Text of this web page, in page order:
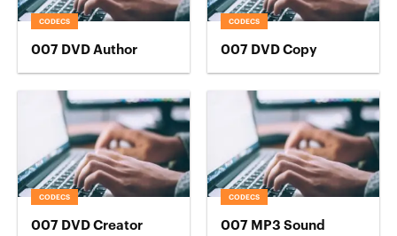
CODECS
007 DVD Author
CODECS
007 DVD Copy
CODECS
007 DVD Creator
CODECS
007 MP3 Sound